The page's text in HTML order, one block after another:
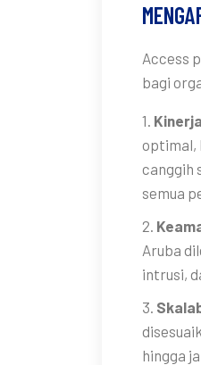
Access
bagi
1.
optimal,
canggih
semua
2.
Aruba
intrusi,
3.
hingga